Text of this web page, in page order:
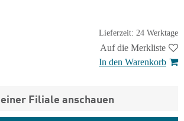
Lieferzeit: 24 Werktage
Auf die Merkliste
In den Warenkorb
Filiale anschauen